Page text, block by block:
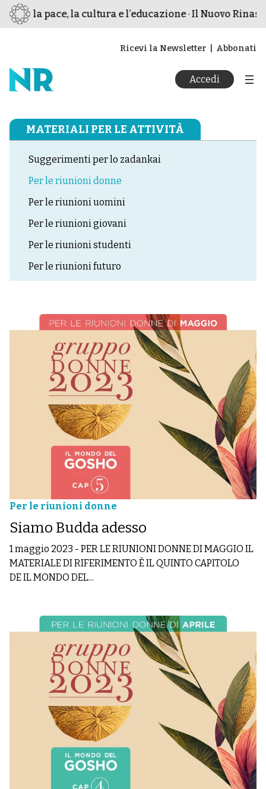
per la pace, la cultura e l’educazione · Il Nuovo
Ricevi la Newsletter Abbonati
Accedi
MATERIALI PER LE ATTIVITÀ
Suggerimenti per lo zadankai
Per le riunioni donne
Per le riunioni uomini
Per le riunioni giovani
Per le riunioni studenti
Per le riunioni futuro
Per le riunioni donne
Siamo Budda adesso
1 maggio 2023 - PER LE RIUNIONI DONNE DI MAGGIO IL
MATERIALE DI RIFERIMENTO È IL QUINTO CAPITOLO
DE IL MONDO DEL...